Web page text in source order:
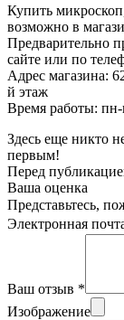
Купить
возможно в
Предварительно
сайте или по
Адрес магазина:
й этаж
Время работы: пн-
Здесь еще никто
первым!
Перед
Ваша оценка
Представьтесь,
Электронная
Ваш отзыв *
Изображение